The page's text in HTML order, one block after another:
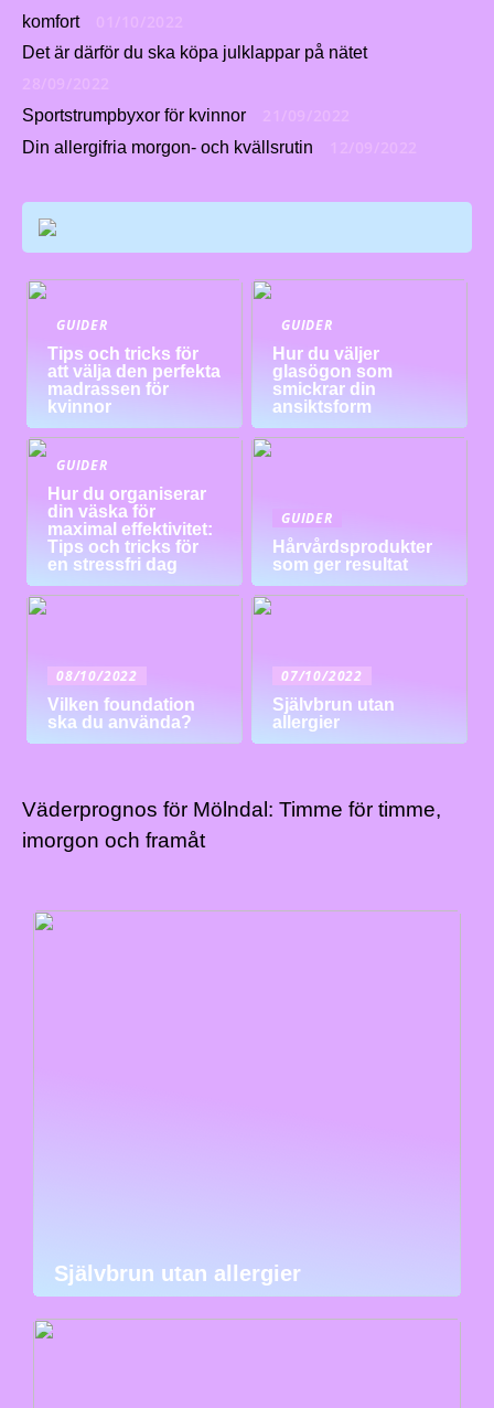
komfort
Det är därför du ska köpa julklappar på nätet
Sportstrumpbyxor för kvinnor
Din allergifria morgon- och kvällsrutin
GUIDER
Tips och tricks för
att välja den perfekta
madrassen för
kvinnor
GUIDER
Hur du väljer
glasögon som
smickrar din
ansiktsform
GUIDER
Hur du organiserar
din väska för
maximal effektivitet:
Tips och tricks för
en stressfri dag
GUIDER
Hårvårdsprodukter
som ger resultat
08/10/2022
Vilken foundation
ska du använda?
07/10/2022
Självbrun utan
allergier
Väderprognos för Mölndal: Timme för timme,
imorgon och framåt
Självbrun utan allergier